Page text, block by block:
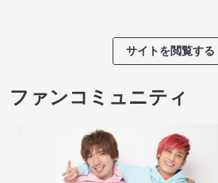
サイトを閲覧する
クラウドファンディング
サイトを閲覧する